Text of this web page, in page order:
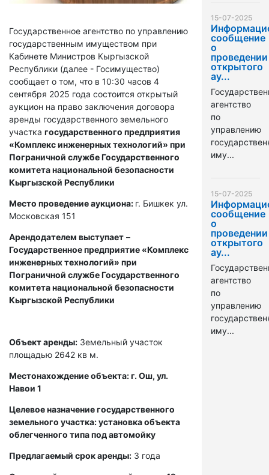
Государственное агентство по управлению
государственным имуществом при
Кабинете Министров Кыргызской
Республики (далее - Госимущество)
сообщает о том, что в 10:30 часов 4
сентября 2025 года состоится открытый
аукцион на право заключения договора
аренды государственного земельного
участка государственного предприятия
«Комплекс инженерных технологий» при
Пограничной службе Государственного
комитета национальной безопасности
Кыргызской Республики
Место проведение аукциона: г. Бишкек ул.
Московская 151
Арендодателем выступает –
Государственное предприятие «Комплекс
инженерных технологий» при
Пограничной службе Государственного
комитета национальной безопасности
Кыргызской Республики
Объект аренды: Земельный участок
площадью 2642 кв м.
Местонахождение объекта: г. Ош, ул.
Навои 1
Целевое назначение государственного
земельного участка: установка объекта
облегченного типа под автомойку
Предлагаемый срок аренды: 3 года
15-07-2025
сообщение
о
проведении
открытого
ау...
агентство
по
управлению
иму...
15-07-2025
сообщение
о
проведении
открытого
ау...
агентство
по
управлению
иму...